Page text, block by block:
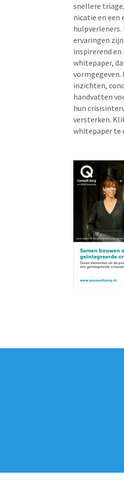
snellere
nicatie en een
ervaringen
inspirerend
whitepaper,
inzichten,
handvatten
hun
versterken.
whitepaper te